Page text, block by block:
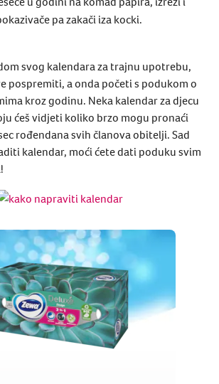
pa zakači iza kocki.
svog kalendara za trajnu upotrebu,
pospremiti, a onda početi s podukom o
kroz godinu. Neka kalendar za djecu
ćeš vidjeti koliko brzo mogu pronaći
rođendana svih članova obitelji. Sad
kalendar, moći ćete dati poduku svim